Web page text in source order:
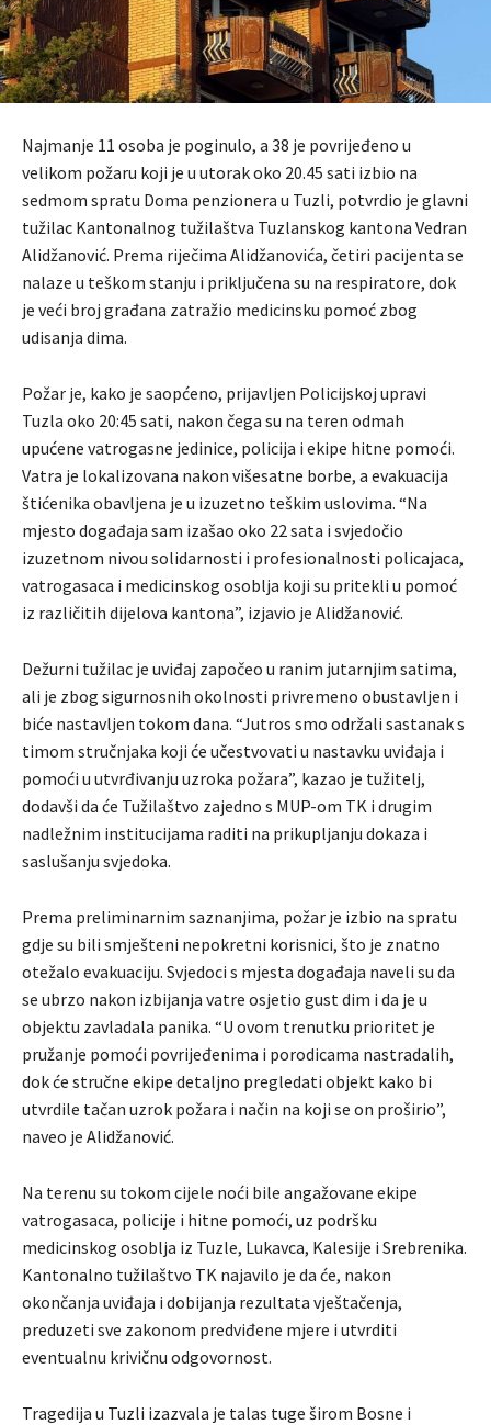
Najmanje 11 osoba je poginulo, a 38 je povrijeđeno u
velikom požaru koji je u utorak oko 20.45 sati izbio na
sedmom spratu Doma penzionera u Tuzli, potvrdio je glavni
tužilac Kantonalnog tužilaštva Tuzlanskog kantona Vedran
Alidžanović. Prema riječima Alidžanovića, četiri pacijenta se
nalaze u teškom stanju i priključena su na respiratore, dok
je veći broj građana zatražio medicinsku pomoć zbog
udisanja dima.
Požar je, kako je saopćeno, prijavljen Policijskoj upravi
Tuzla oko 20:45 sati, nakon čega su na teren odmah
upućene vatrogasne jedinice, policija i ekipe hitne pomoći.
Vatra je lokalizovana nakon višesatne borbe, a evakuacija
štićenika obavljena je u izuzetno teškim uslovima. “Na
mjesto događaja sam izašao oko 22 sata i svjedočio
izuzetnom nivou solidarnosti i profesionalnosti policajaca,
vatrogasaca i medicinskog osoblja koji su pritekli u pomoć
iz različitih dijelova kantona”, izjavio je Alidžanović.
Dežurni tužilac je uviđaj započeo u ranim jutarnjim satima,
ali je zbog sigurnosnih okolnosti privremeno obustavljen i
biće nastavljen tokom dana. “Jutros smo održali sastanak s
timom stručnjaka koji će učestvovati u nastavku uviđaja i
pomoći u utvrđivanju uzroka požara”, kazao je tužitelj,
dodavši da će Tužilaštvo zajedno s MUP-om TK i drugim
nadležnim institucijama raditi na prikupljanju dokaza i
saslušanju svjedoka.
Prema preliminarnim saznanjima, požar je izbio na spratu
gdje su bili smješteni nepokretni korisnici, što je znatno
otežalo evakuaciju. Svjedoci s mjesta događaja naveli su da
se ubrzo nakon izbijanja vatre osjetio gust dim i da je u
objektu zavladala panika. “U ovom trenutku prioritet je
pružanje pomoći povrijeđenima i porodicama nastradalih,
dok će stručne ekipe detaljno pregledati objekt kako bi
utvrdile tačan uzrok požara i način na koji se on proširio”,
naveo je Alidžanović.
Na terenu su tokom cijele noći bile angažovane ekipe
vatrogasaca, policije i hitne pomoći, uz podršku
medicinskog osoblja iz Tuzle, Lukavca, Kalesije i Srebrenika.
Kantonalno tužilaštvo TK najavilo je da će, nakon
okončanja uviđaja i dobijanja rezultata vještačenja,
preduzeti sve zakonom predviđene mjere i utvrditi
eventualnu krivičnu odgovornost.
Tragedija u Tuzli izazvala je talas tuge širom Bosne i